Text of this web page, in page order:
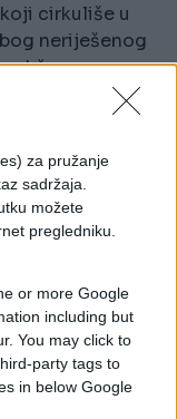
za pružanje
sadržaja.
možete
pregledniku.
or more Google
including but
You may click to
party tags to
in below Google
cirkuliše u
neriješenog
državnom
sadašnjem
Ustavu BiH.
kako bi
od
zato insistirati
PIC-a sada
mogla bi
šire